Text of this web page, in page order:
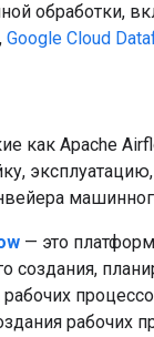
обработки,
Google Cloud
как Apache
— это
создания,
рабочих